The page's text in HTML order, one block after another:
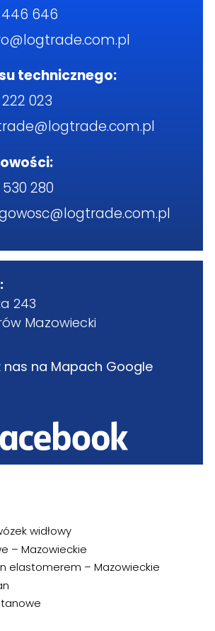
646
technicznego:
023
280
243
Mazowiecki
nas na Mapach Google
widłowy
– Mazowieckie
elastomerem – Mazowieckie